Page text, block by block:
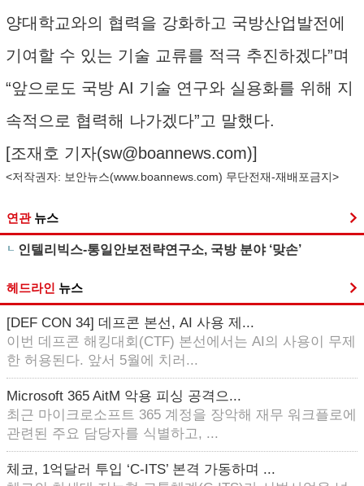
양대학교와의 협력을 강화하고 국방산업발전에
기여할 수 있는 기술 교류를 적극 추진하겠다”며
“앞으로도 국방 AI 기술 연구와 실용화를 위해 지
속적으로 협력해 나가겠다”고 말했다.
[조재호 기자(sw@boannews.com)]
<저작권자: 보안뉴스(www.boannews.com) 무단전재-재배포금지>
연관 뉴스
인텔리빅스-통일안보전략연구소, 국방 분야 ‘맞손’
헤드라인 뉴스
[DEF CON 34] 데프콘 본선, AI 사용 제...
이번 데프콘 해킹대회(CTF) 본선에서는 AI의 사용이 무제
한 허용된다. 앞서 5월에 치러...
Microsoft 365 AitM 악용 피싱 공격으...
최근 마이크로소프트 365 계정을 장악해 재무 워크플로에
관련된 주요 담당자를 식별하고, ...
체코, 1억달러 투입 ‘C-ITS’ 본격 가동하며 ...